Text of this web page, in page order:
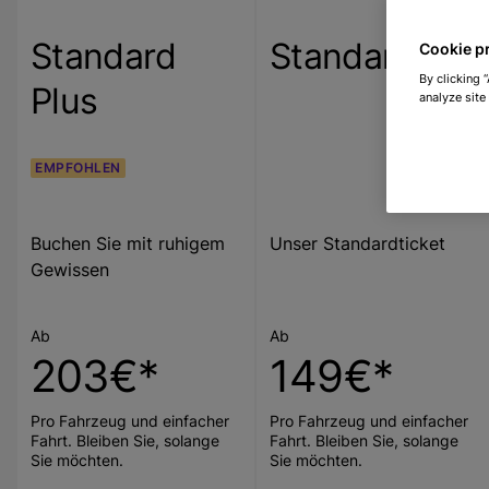
Standard
Plus
EMPFOHLEN
Buchen Sie mit ruhigem
Gewissen
Ab
203€*
Pro Fahrzeug und einfacher
Fahrt. Bleiben Sie, solange
Sie möchten.
Standard
Unser Standardticket
Ab
149€*
Pro Fahrzeug und einfacher
Fahrt. Bleiben Sie, solange
Sie möchten.
Cookie
By clicking
analyze